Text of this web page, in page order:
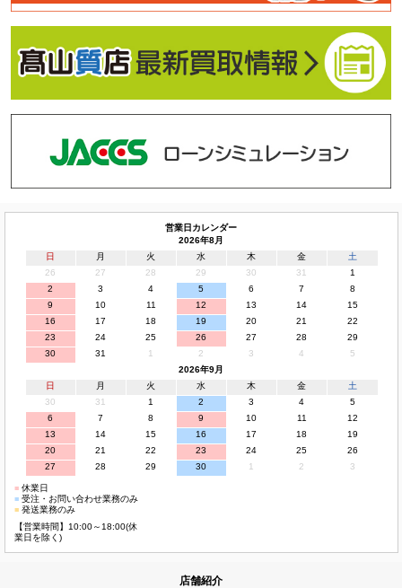
営業日カレンダー
2026年8月
日
月 火 水 木 金
土
26
27 28 29 30 31
1
2
3 4 5 6 7
8
9
10 11 12 13 14
15
16
17 18 19 20 21
22
23
24 25 26 27 28
29
30
31 1 2 3 4
5
2026年9月
日
月 火 水 木 金
土
30
31 1 2 3 4
5
6
7 8 9 10 11
12
13
14 15 16 17 18
19
20
21 22 23 24 25
26
27
28 29 30 1 2 3
■休業日
■受注・お問い合わせ業務のみ
■発送業務のみ
【営業時間】10:00～18:00(休
業日を除く)
店舗紹介